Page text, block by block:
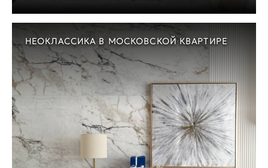
НЕОКЛАССИКА В МОСКОВСКОЙ КВАРТИРЕ